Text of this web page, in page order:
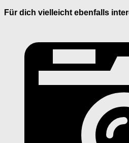
Für dich vielleicht ebenfalls